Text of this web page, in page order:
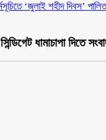
‘জুলাই শহীদ দিবস’
ধামাচাপা দিতে